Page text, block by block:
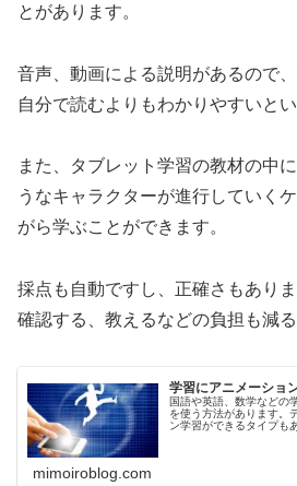
とがあります。
音声、動画による説明があるので
自分で読むよりもわかりやすいと
また、タブレット学習の教材の中
うなキャラクターが進行していく
がら学ぶことができます。
採点も自動ですし、正確さもあり
確認する、教えるなどの負担も減る
学習にアニメーショ
国語や英語、数学などの
を使う方法があります。
ン学習ができるタイプも
mimoiroblog.com